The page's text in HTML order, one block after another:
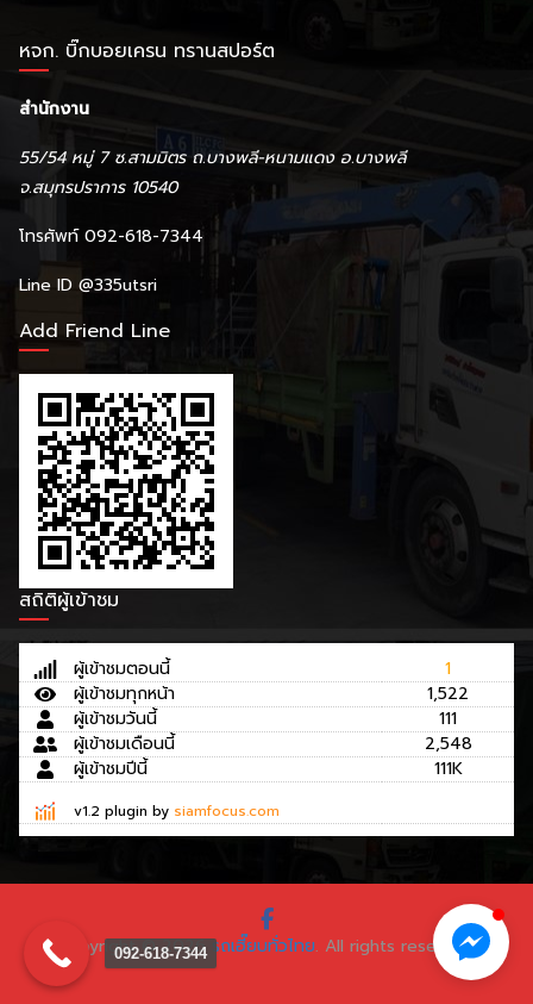
หจก. บิ๊กบอยเครน ทรานสปอร์ต
สำนักงาน
55/54 หมู่ 7 ซ.สามมิตร ถ.บางพลี-หนามแดง อ.บางพลี
จ.สมุทรปราการ 10540
โทรศัพท์ 092-618-7344
Line ID @335utsri
Add Friend Line
สถิติผู้เข้าชม
ผู้เข้าชมตอนนี้
1
ผู้เข้าชมทุกหน้า
1,522
ผู้เข้าชมวันนี้
111
ผู้เข้าชมเดือนนี้
2,548
ผู้เข้าชมปีนี้
111K
v1.2 plugin by siamfocus.com
Copyright © 2026รถเฮี๊ยบทั่วไทย. All rights reserved.
092-618-7344